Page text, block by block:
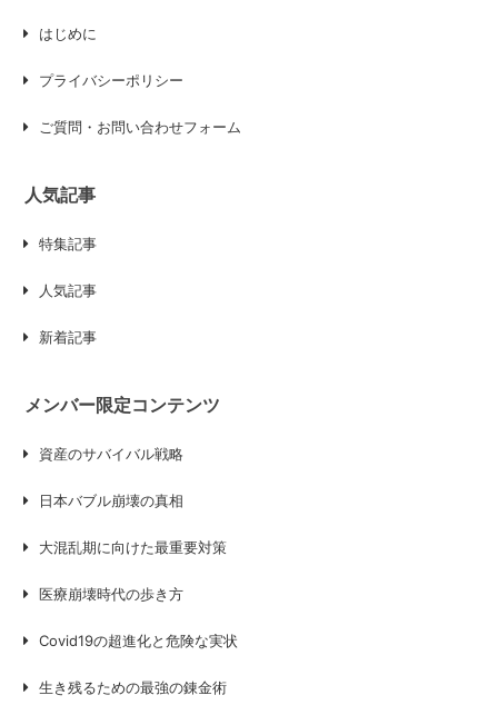
はじめに
プライバシーポリシー
ご質問・お問い合わせフォーム
人気記事
特集記事
人気記事
新着記事
メンバー限定コンテンツ
資産のサバイバル戦略
日本バブル崩壊の真相
大混乱期に向けた最重要対策
医療崩壊時代の歩き方
Covid19の超進化と危険な実状
生き残るための最強の錬金術